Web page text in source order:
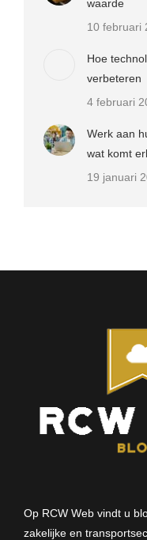
waarde
10 februari
Hoe
verbeteren
4 februari
Werk aan
wat komt
19 januari
Op RCW Web vindt u
zakelijke en